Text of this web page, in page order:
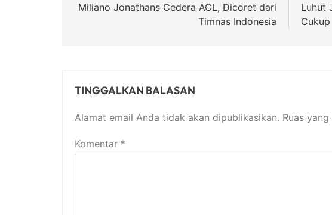
pos
Miliano Jonathans Cedera ACL, Dicoret dari
Timnas Indonesia
Luhut
Cukup
TINGGALKAN BALASAN
Alamat email Anda tidak akan dipublikasikan. Ruas
Komentar *